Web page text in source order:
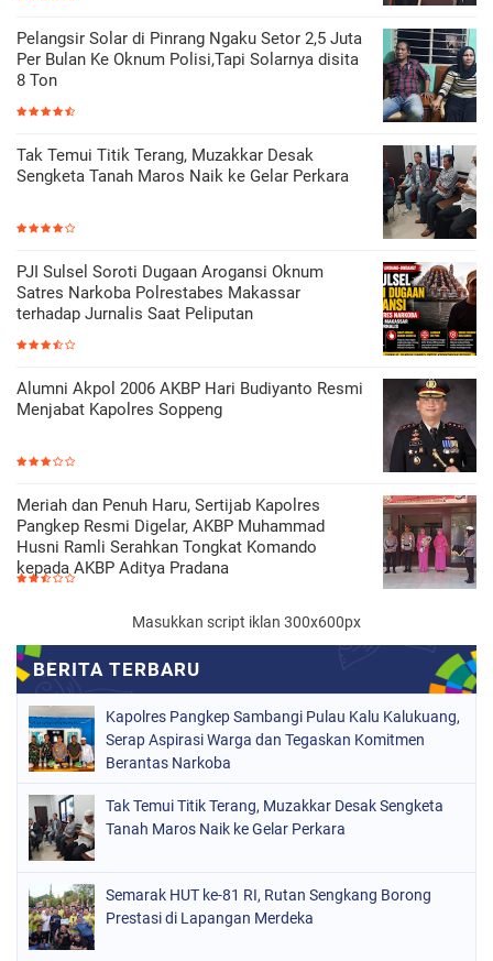
Pelangsir Solar di Pinrang Ngaku Setor 2,5 Juta
Per Bulan Ke Oknum Polisi,Tapi Solarnya disita
8 Ton
Tak Temui Titik Terang, Muzakkar Desak
Sengketa Tanah Maros Naik ke Gelar Perkara
PJI Sulsel Soroti Dugaan Arogansi Oknum
Satres Narkoba Polrestabes Makassar
terhadap Jurnalis Saat Peliputan
Alumni Akpol 2006 AKBP Hari Budiyanto Resmi
Menjabat Kapolres Soppeng
Meriah dan Penuh Haru, Sertijab Kapolres
Pangkep Resmi Digelar, AKBP Muhammad
Husni Ramli Serahkan Tongkat Komando
kepada AKBP Aditya Pradana
Masukkan script iklan 300x600px
Kapolres Pangkep Sambangi Pulau Kalu Kalukuang,
Serap Aspirasi Warga dan Tegaskan Komitmen
Berantas Narkoba
Tak Temui Titik Terang, Muzakkar Desak Sengketa
Tanah Maros Naik ke Gelar Perkara
Semarak HUT ke-81 RI, Rutan Sengkang Borong
Prestasi di Lapangan Merdeka